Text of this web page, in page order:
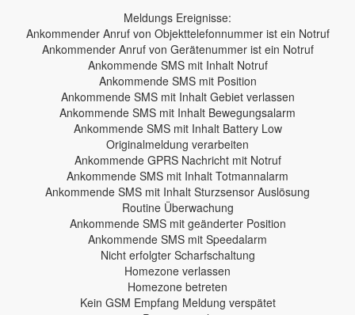
Meldungs Ereignisse:
Ankommender Anruf von Objekttelefonnummer ist ein Notruf
Ankommender Anruf von Gerätenummer ist ein Notruf
Ankommende SMS mit Inhalt Notruf
Ankommende SMS mit Position
Ankommende SMS mit Inhalt Gebiet verlassen
Ankommende SMS mit Inhalt Bewegungsalarm
Ankommende SMS mit Inhalt Battery Low
Originalmeldung verarbeiten
Ankommende GPRS Nachricht mit Notruf
Ankommende SMS mit Inhalt Totmannalarm
Ankommende SMS mit Inhalt Sturzsensor Auslösung
Routine Überwachung
Ankommende SMS mit geänderter Position
Ankommende SMS mit Speedalarm
Nicht erfolgter Scharfschaltung
Homezone verlassen
Homezone betreten
Kein GSM Empfang Meldung verspätet